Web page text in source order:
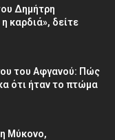
Δημήτρη
η καρδιά», δείτε
του Αφγανού: Πώς
ότι ήταν το πτώμα
Μύκονο,